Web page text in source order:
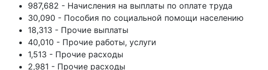
987,682 - Начисления на выплаты по оплате труда
30,090 - Пособия по социальной помощи населению
18,313 - Прочие выплаты
40,010 - Прочие работы, услуги
1,513 - Прочие расходы
2,981 - Прочие расходы